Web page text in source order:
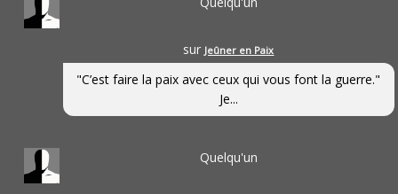
sur Jeûner en Paix
"C’est faire la paix avec ceux qui vous font la guerre."
Je...
Quelqu'un